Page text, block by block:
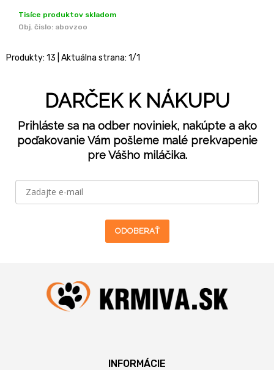
Tisíce produktov skladom
Obj. čislo: abovzoo
Produkty: 13 | Aktuálna strana: 1/1
DARČEK K NÁKUPU
Prihláste sa na odber noviniek, nakúpte a ako
poďakovanie Vám pošleme malé prekvapenie
pre Vášho miláčika.
ODOBERAŤ
INFORMÁCIE